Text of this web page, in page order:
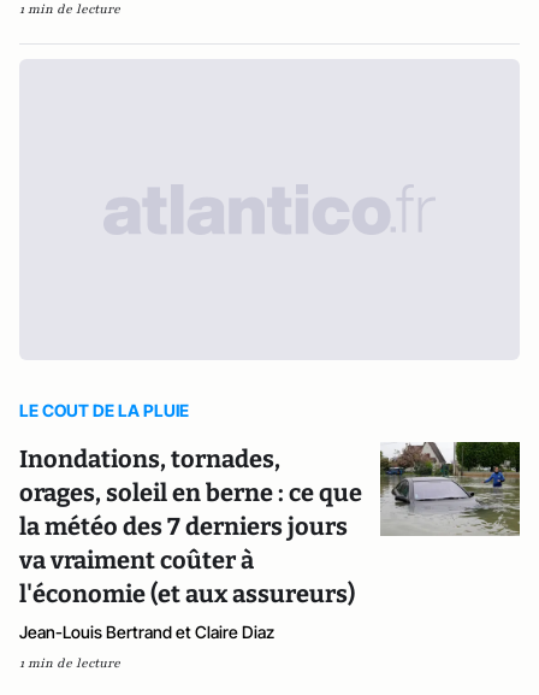
1 min de lecture
LE COUT DE LA PLUIE
Inondations, tornades,
orages, soleil en berne : ce que
la météo des 7 derniers jours
va vraiment coûter à
l'économie (et aux assureurs)
Jean-Louis Bertrand et Claire Diaz
1 min de lecture